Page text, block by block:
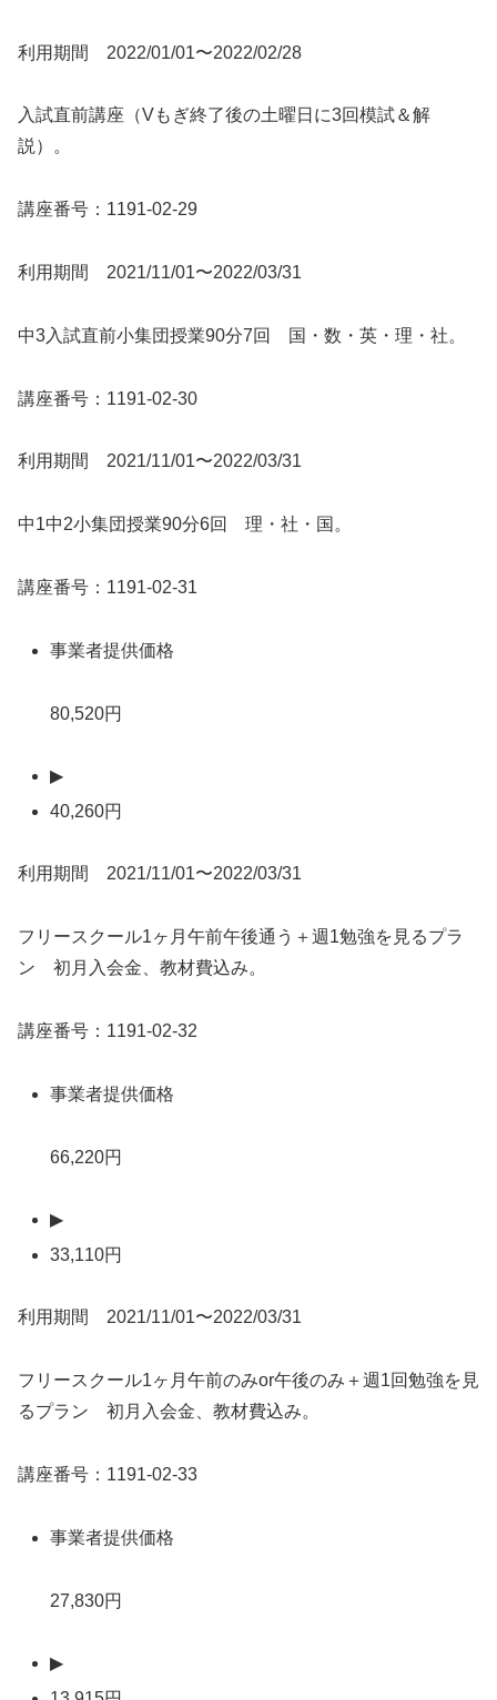
利用期間 2022/01/01〜2022/02/28
入試直前講座（Vもぎ終了後の土曜日に3回模試＆解
説）。
講座番号：1191-02-29
利用期間 2021/11/01〜2022/03/31
中3入試直前小集団授業90分7回 国・数・英・理・社。
講座番号：1191-02-30
利用期間 2021/11/01〜2022/03/31
中1中2小集団授業90分6回 理・社・国。
講座番号：1191-02-31
事業者提供価格
80,520円
▶
40,260円
利用期間 2021/11/01〜2022/03/31
フリースクール1ヶ月午前午後通う＋週1勉強を見るプラ
ン 初月入会金、教材費込み。
講座番号：1191-02-32
事業者提供価格
66,220円
▶
33,110円
利用期間 2021/11/01〜2022/03/31
フリースクール1ヶ月午前のみor午後のみ＋週1回勉強を見
るプラン 初月入会金、教材費込み。
講座番号：1191-02-33
事業者提供価格
27,830円
▶